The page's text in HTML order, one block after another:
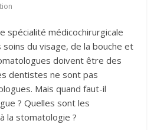
spécialité médicochirurgicale
du visage, de la bouche et
doivent être des
dentistes ne sont pas
Mais quand faut-il
? Quelles sont les
la stomatologie ?